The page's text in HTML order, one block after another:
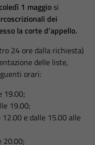
1 maggio si
dei
la corte d’appello.
24 ore dalla richiesta)
delle liste,
orari:
19.00;
19.00;
e dalle 15.00 alle
20.00;